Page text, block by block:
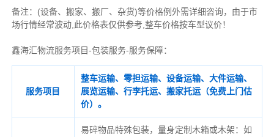
备注： (设备、搬家、搬厂、杂货)等价格例外需详细咨询，由于市
场行情经常波动,此价格表仅供参考,整车价格按车型议价！
鑫海汇物流服务项目-包装服务-服务保障：
服务项目
整车运输、零担运输、设备运输、大件运输、
展览运输、行李托运、搬家托运（免费上门估
价）。
易碎物品特殊包装，量身定制木箱或木架：如